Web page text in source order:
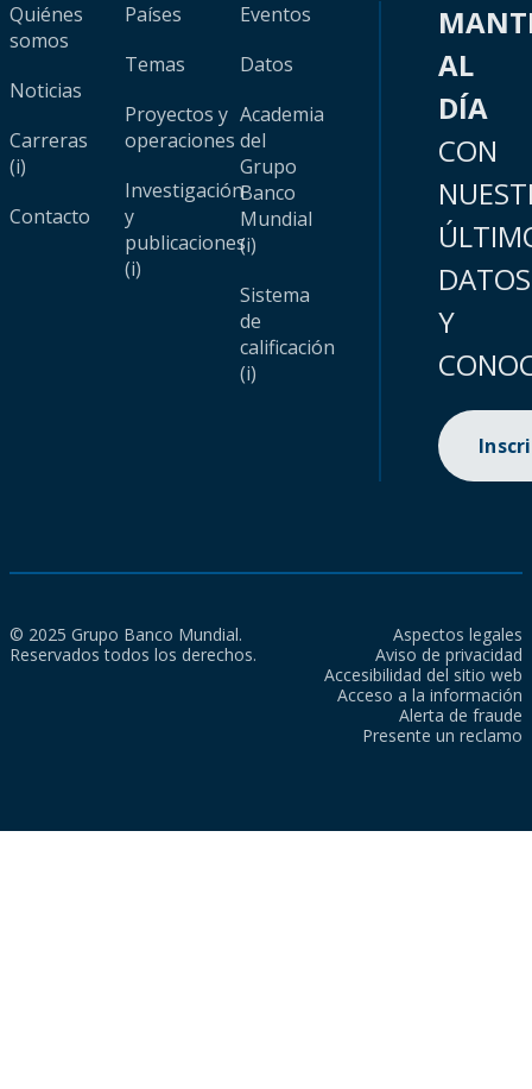
Quiénes
somos
Noticias
Carreras
(i)
Contacto
Países
Temas
Proyectos y
operaciones
Investigación
y
publicaciones
(i)
Eventos
Datos
Academia
del
Grupo
Banco
Mundial
(i)
Sistema
de
calificación
(i)
AL
DÍA
CON
DATOS
Y
© 2025 Grupo Banco Mundial.
Reservados todos los derechos.
Aspectos legales
Aviso de privacidad
Accesibilidad del sitio web
Acceso a la información
Alerta de fraude
Presente un reclamo